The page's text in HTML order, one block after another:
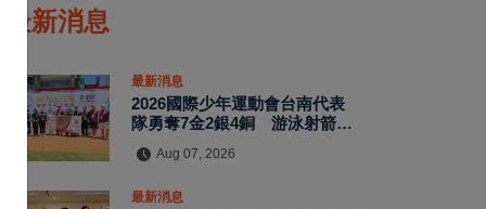
最新消息
最新消息
2026國際少年運動會台南代表
隊勇奪7金2銀4銅 游泳射箭籃
Aug 07, 2026
最新消息